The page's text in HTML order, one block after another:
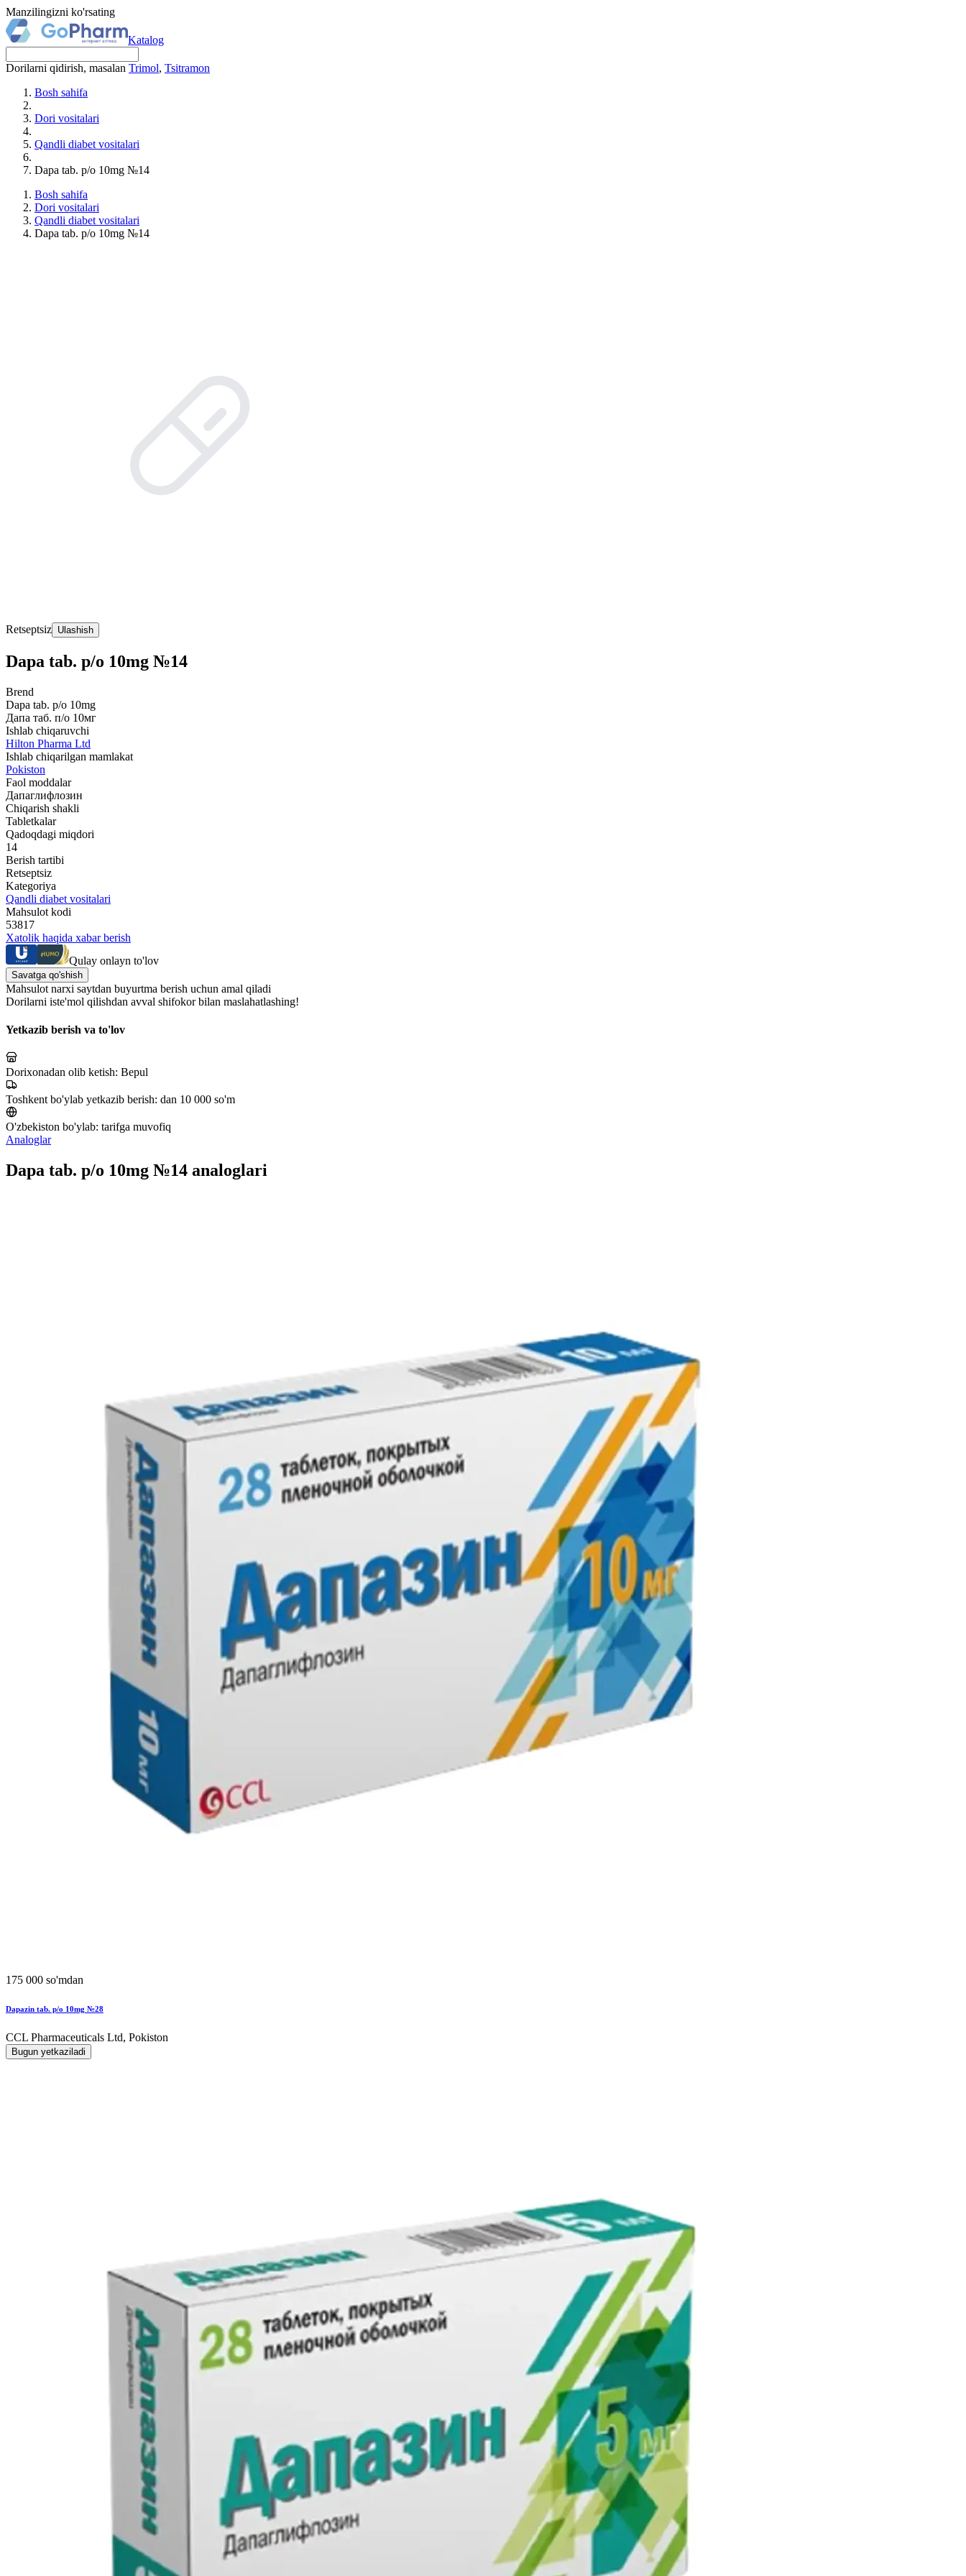
Manzilingizni ko'rsating
Katalog
Dorilarni qidirish, masalan Trimol, Tsitramon
Bosh sahifa
Dori vositalari
Qandli diabet vositalari
Dapa tab. p/o 10mg №14
Bosh sahifa
Dori vositalari
Qandli diabet vositalari
Dapa tab. p/o 10mg №14
Retseptsiz Ulashish
Dapa tab. p/o 10mg №14
Brend
Dapa tab. p/o 10mg
Дапа таб. п/о 10мг
Ishlab chiqaruvchi
Hilton Pharma Ltd
Ishlab chiqarilgan mamlakat
Pokiston
Faol moddalar
Дапаглифлозин
Chiqarish shakli
Tabletkalar
Qadoqdagi miqdori
14
Berish tartibi
Retseptsiz
Kategoriya
Qandli diabet vositalari
Mahsulot kodi
53817
Xatolik haqida xabar berish
Qulay onlayn to'lov
Savatga qo'shish
Mahsulot narxi saytdan buyurtma berish uchun amal qiladi
Dorilarni iste'mol qilishdan avval shifokor bilan maslahatlashing!
Yetkazib berish va to'lov
Dorixonadan olib ketish: Bepul
Toshkent bo'ylab yetkazib berish: dan 10 000 so'm
O'zbekiston bo'ylab: tarifga muvofiq
Analoglar
Dapa tab. p/o 10mg №14 analoglari
175 000 so'mdan
Dapazin tab. p/o 10mg №28
CCL Pharmaceuticals Ltd, Pokiston
Bugun yetkaziladi